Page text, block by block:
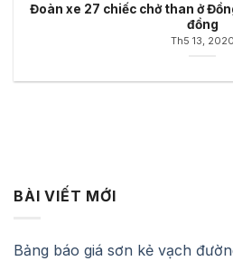
Đoàn xe 27 chiếc chở than ở
đồng
Th5 13, 2020
BÀI VIẾT MỚI
Bảng báo giá sơn kẻ vạch